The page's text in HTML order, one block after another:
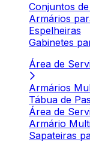
Conjuntos
Armários
Espelheiras
Gabinetes
Área de
Armários
Tábua de
Área de
Armário
Sapateiras